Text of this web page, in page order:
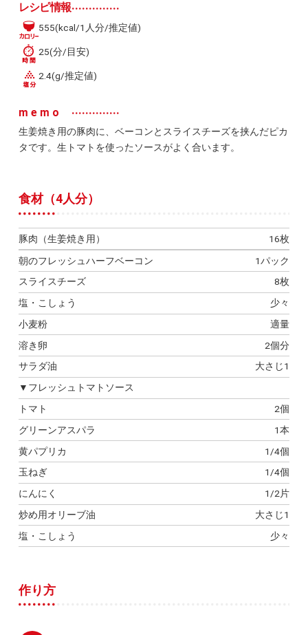
レシピ情報
555(kcal/1人分/推定値)
25(分/目安)
2.4(g/推定値)
memo
生姜焼き用の豚肉に、ベーコンとスライスチーズを挟んだピカ
タです。生トマトを使ったソースがよく合います。
食材（4人分）
豚肉（生姜焼き用）
16枚
朝のフレッシュハーフベーコン
1パック
スライスチーズ
8枚
塩・こしょう
少々
小麦粉
適量
溶き卵
2個分
サラダ油
大さじ1
▼フレッシュトマトソース
トマト
2個
グリーンアスパラ
1本
黄パプリカ
1/4個
玉ねぎ
1/4個
にんにく
1/2片
炒め用オリーブ油
大さじ1
塩・こしょう
少々
作り方